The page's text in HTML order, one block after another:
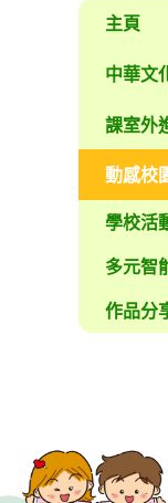
主頁
中華文
課室外
動感校
學校活
多元智
作品分